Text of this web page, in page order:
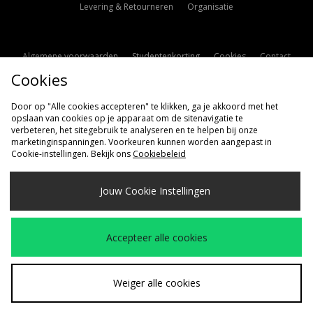
Levering & Retourneren
Organisatie
Algemene voorwaarden Studentenkorting Cookies
Contact
Cookie Instellingen
Verzenden Naar
Nederland
Wij accepteren de volgende betaalmethoden
Bezoek onze bedrijfspaginawww.jdplc.com
Cookies
Door op "Alle cookies accepteren" te klikken, ga je akkoord met het
opslaan van cookies op je apparaat om de sitenavigatie te
verbeteren, het sitegebruik te analyseren en te helpen bij onze
marketinginspanningen. Voorkeuren kunnen worden aangepast in
Cookie-instellingen. Bekijk ons Cookiebeleid
Jouw Cookie Instellingen
Accepteer alle cookies
Weiger alle cookies